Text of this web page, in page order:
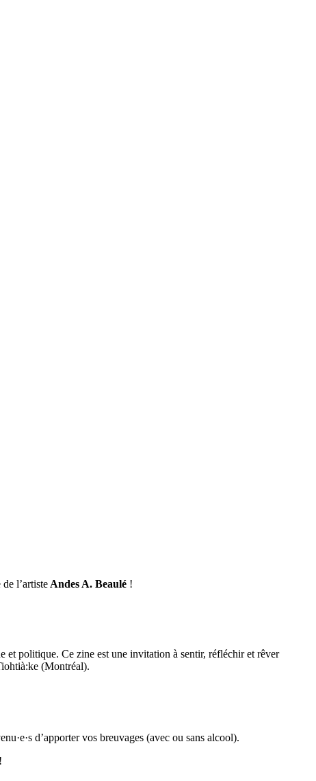
l’artiste Andes A. Beaulé !
et politique. Ce zine est une invitation à sentir, réfléchir et rêver
(Montréal).
d’apporter vos breuvages (avec ou sans alcool).